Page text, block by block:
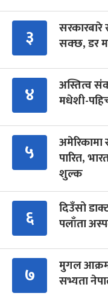
३
सरकारबारे
सक्छ, डर
४
अस्तित्व
मधेशी-
५
पारित,
शुल्क
६
दिउँसो
पलाँता
७
मुगल
सभ्यता